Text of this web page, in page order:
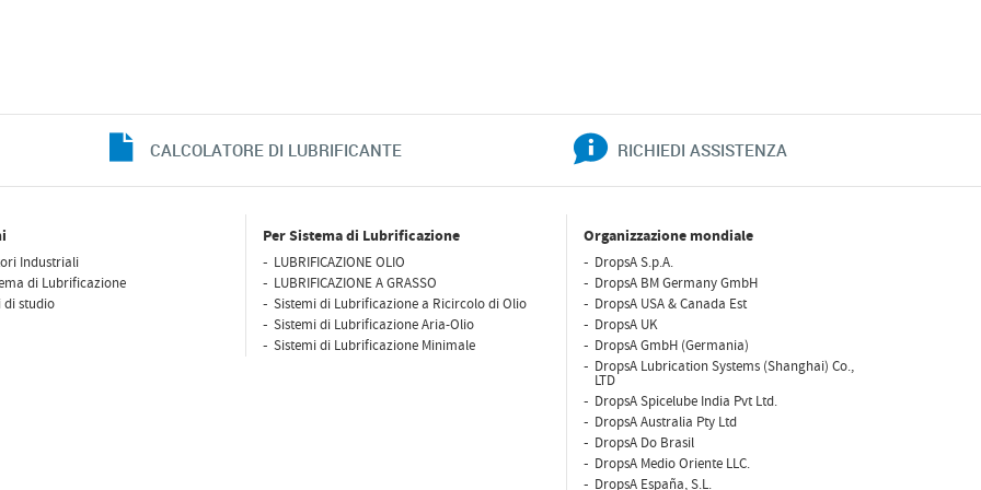
CALCOLATORE DI LUBRIFICANTE RICHIEDI ASSISTENZA
Industriali
di Lubrificazione
di studio
Per Sistema di Lubrificazione
LUBRIFICAZIONE OLIO
LUBRIFICAZIONE A GRASSO
Sistemi di Lubrificazione a Ricircolo di Olio
Sistemi di Lubrificazione Aria-Olio
Sistemi di Lubrificazione Minimale
Organizzazione mondiale
DropsA S.p.A.
DropsA BM Germany GmbH
DropsA USA & Canada Est
DropsA UK
DropsA GmbH (Germania)
DropsA Lubrication Systems (Shanghai) Co.,
LTD
DropsA Spicelube India Pvt Ltd.
DropsA Australia Pty Ltd
DropsA Do Brasil
DropsA Medio Oriente LLC.
DropsA España, S.L.